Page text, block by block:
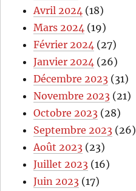
Avril 2024 (18)
Mars 2024 (19)
Février 2024 (27)
Janvier 2024 (26)
Décembre 2023 (31)
Novembre 2023 (21)
Octobre 2023 (28)
Septembre 2023 (26)
Août 2023 (23)
Juillet 2023 (16)
Juin 2023 (17)